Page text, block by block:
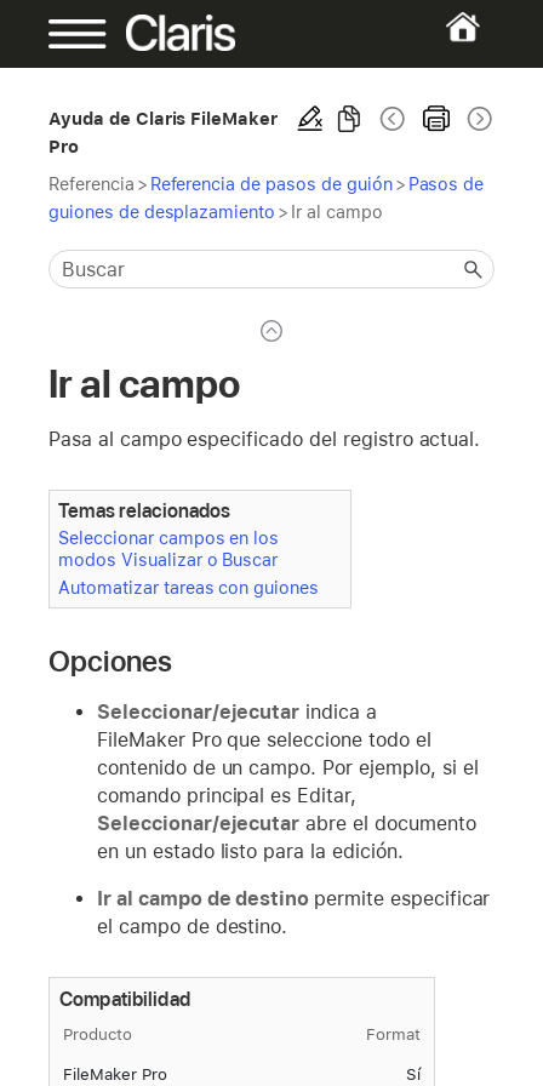
Ayuda de Claris FileMaker
Pro
Referencia > Referencia de pasos de guión > Pasos de
guiones de desplazamiento > Ir al campo
Ir al campo
Pasa al campo especificado del registro actual.
Temas relacionados
Seleccionar campos en los
modos Visualizar o Buscar
Automatizar tareas con guiones
Opciones
Seleccionar/ejecutar indica a
FileMaker Pro que seleccione todo el
contenido de un campo. Por ejemplo, si el
comando principal es Editar,
Seleccionar/ejecutar abre el documento
en un estado listo para la edición.
Ir al campo de destino permite especificar
el campo de destino.
Compatibilidad
Producto Format
FileMaker Pro Sí